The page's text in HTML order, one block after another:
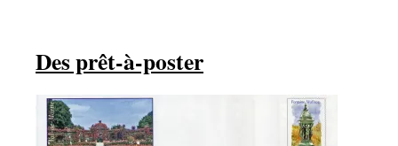
Des prêt-à-poster